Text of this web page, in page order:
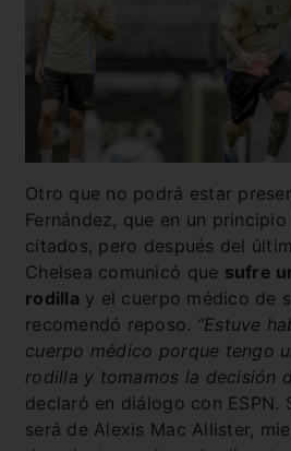
Otro que no podrá estar
Fernández, que en un
citados, pero después del
Chelsea comunicó que sufre
rodilla y el cuerpo médico de
recomendó reposo. “Estuve
cuerpo médico porque tengo
rodilla y tomamos la decisión
declaró en diálogo con ESPN.
será de Alexis Mac Allister,